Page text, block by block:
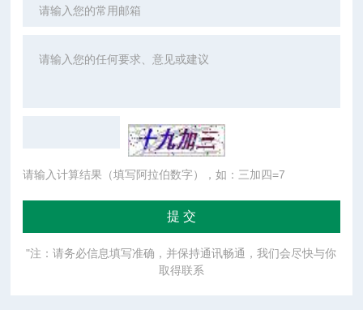
请输入计算结果（填写阿拉伯数字），如：三加四=7
"注：请务必信息填写准确，并保持通讯畅通，我们会尽快与你
取得联系